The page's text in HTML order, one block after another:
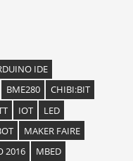
IDE
BME280
CHIBI:BIT
IOT
LED
MAKER FAIRE
2016 MBED